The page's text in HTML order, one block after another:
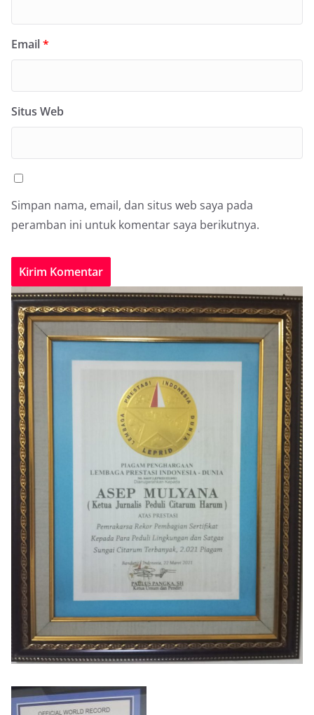
Email*
Situs Web
Simpan nama, email, dan situs web saya pada
peramban ini untuk komentar saya berikutnya.